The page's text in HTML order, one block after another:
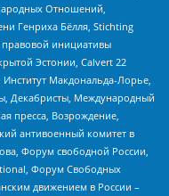
Отношений,
Генриха Бёлля, Stichting
правовой инициативы
Эстонии, Calvert 22
Макдональда-Лорье,
Декабристы, Международный
пресса, Возрождение,
антивоенный комитет в
Форум свободной России,
Форум Свободных
движением в России –